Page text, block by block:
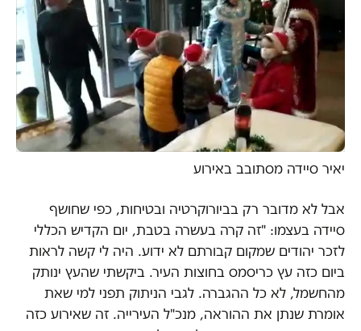
יאיר סיידה מסתובב באירוע
אבל לא מדובר רק בביורוקרטיה ובטיחות, כפי שחושף
סיידה בעצמו: "זה קרה בעשרה בטבת, יום הקדיש הכללי
לזכר יהודים שמקום קבורתם לא ידוע. היה לי קשה לראות
ביום כזה עץ כריסמס בחוצות העיר. ביקשתי שהעץ ינותק
מהחשמל, לא כל ההגברה. לגבי הניתוק תפני למי שאת
אומרת שנתן את ההוראה, מנכ"ל העירייה. זה שאירוע כזה